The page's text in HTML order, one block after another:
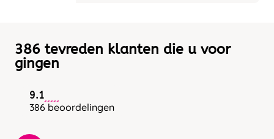
386 tevreden klanten die u voor
gingen
9.1
386 beoordelingen